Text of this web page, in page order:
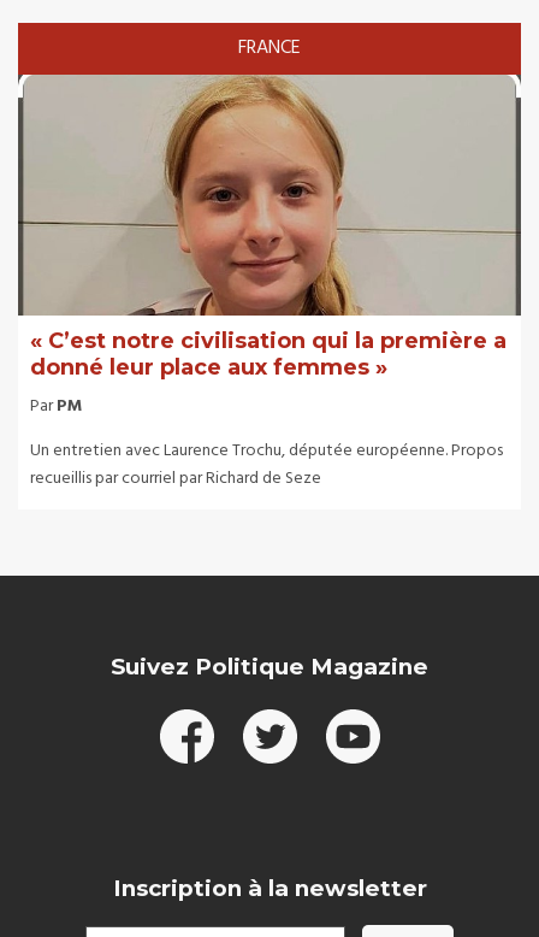
FRANCE
« C’est notre civilisation qui la première a
donné leur place aux femmes »
ParPM
Un entretien avec Laurence Trochu, députée européenne. Propos
recueillis par courriel par Richard de Seze
Suivez Politique Magazine
Inscription à la newsletter